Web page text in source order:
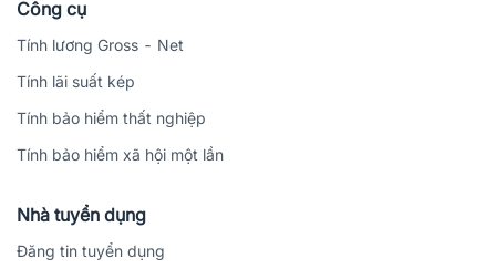
Công cụ
Tính lương Gross - Net
Tính lãi suất kép
Tính bảo hiểm thất nghiệp
Tính bảo hiểm xã hội một lần
Nhà tuyển dụng
Đăng tin tuyển dụng